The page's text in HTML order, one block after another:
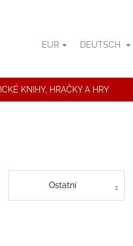
EUR
DEUTSCH
KNIHY, HRAČKY A HRY
Ostatní